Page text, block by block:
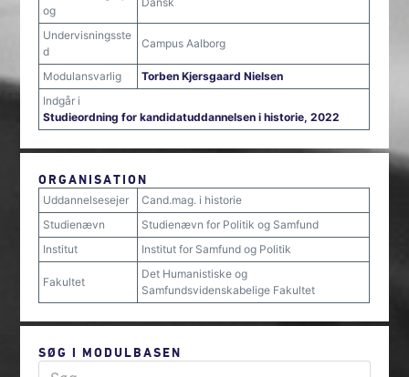
og
Undervisningsste
d
Campus Aalborg
Modulansvarlig
Torben Kjersgaard Nielsen
Indgår i
Studieordning for kandidatuddannelsen i historie, 2022
ORGANISATION
Uddannelsesejer
Cand.mag. i historie
Studienævn
Studienævn for Politik og Samfund
Institut
Institut for Samfund og Politik
Fakultet
Det Humanistiske og
Samfundsvidenskabelige Fakultet
SØG I MODULBASEN